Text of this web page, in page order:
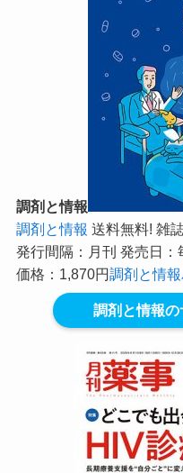
調剤と情報
調剤と情報 送料無料! 雑
発行間隔：月刊 発売日
価格：1,870円調剤と情
調剤と情報